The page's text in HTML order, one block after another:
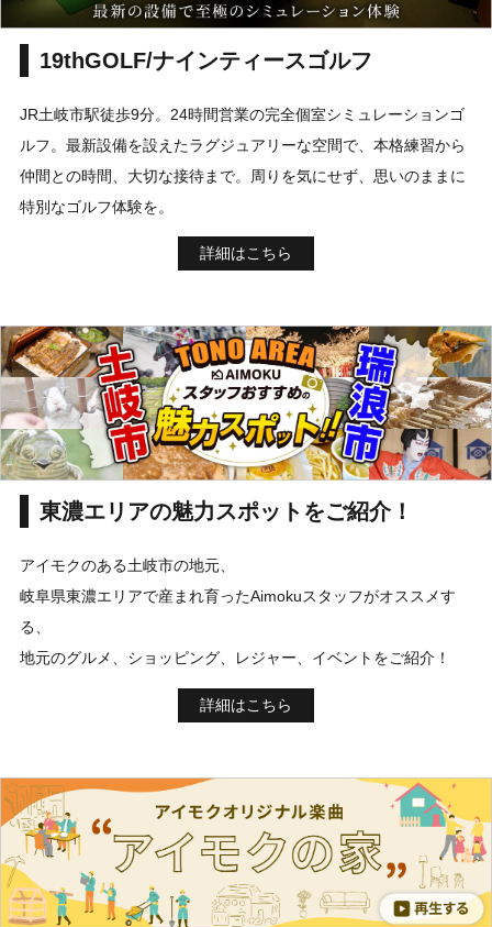
19thGOLF/ナインティースゴルフ
JR土岐市駅徒歩9分。24時間営業の完全個室シミュレーションゴ
ルフ。最新設備を設えたラグジュアリーな空間で、本格練習から
仲間との時間、大切な接待まで。周りを気にせず、思いのままに
特別なゴルフ体験を。
詳細はこちら
東濃エリアの魅力スポットをご紹介！
アイモクのある土岐市の地元、
岐阜県東濃エリアで産まれ育ったAimokuスタッフがオススメす
る、
地元のグルメ、ショッピング、レジャー、イベントをご紹介！
詳細はこちら